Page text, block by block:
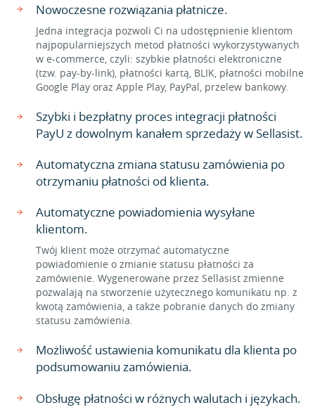
Nowoczesne rozwiązania płatnicze.
Jedna integracja pozwoli Ci na udostępnienie klientom
najpopularniejszych metod płatności wykorzystywanych
w e-commerce, czyli: szybkie płatności elektroniczne
(tzw. pay-by-link), płatności kartą, BLIK, płatności mobilne
Google Play oraz Apple Play, PayPal, przelew bankowy.
Szybki i bezpłatny proces integracji płatności
PayU z dowolnym kanałem sprzedaży w Sellasist.
Automatyczna zmiana statusu zamówienia po
otrzymaniu płatności od klienta.
Automatyczne powiadomienia wysyłane
klientom.
Twój klient może otrzymać automatyczne
powiadomienie o zmianie statusu płatności za
zamówienie. Wygenerowane przez Sellasist zmienne
pozwalają na stworzenie użytecznego komunikatu np. z
kwotą zamówienia, a także pobranie danych do zmiany
statusu zamówienia.
Możliwość ustawienia komunikatu dla klienta po
podsumowaniu zamówienia.
Obsługę płatności w różnych walutach i językach.